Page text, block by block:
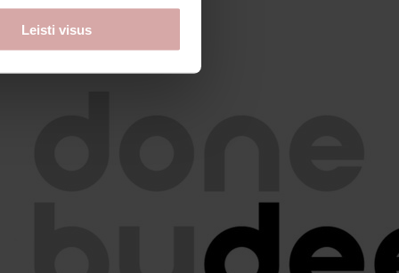
Leisti visus